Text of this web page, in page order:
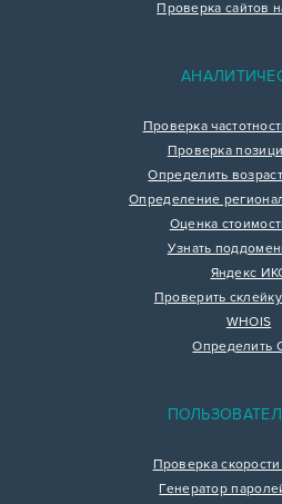
Проверка сайтов
Проверка
Проверка
Определить
Определение
Оценка
Узнать
Яндекс
Проверить
WHOIS
Определить
Проверка
Генератор